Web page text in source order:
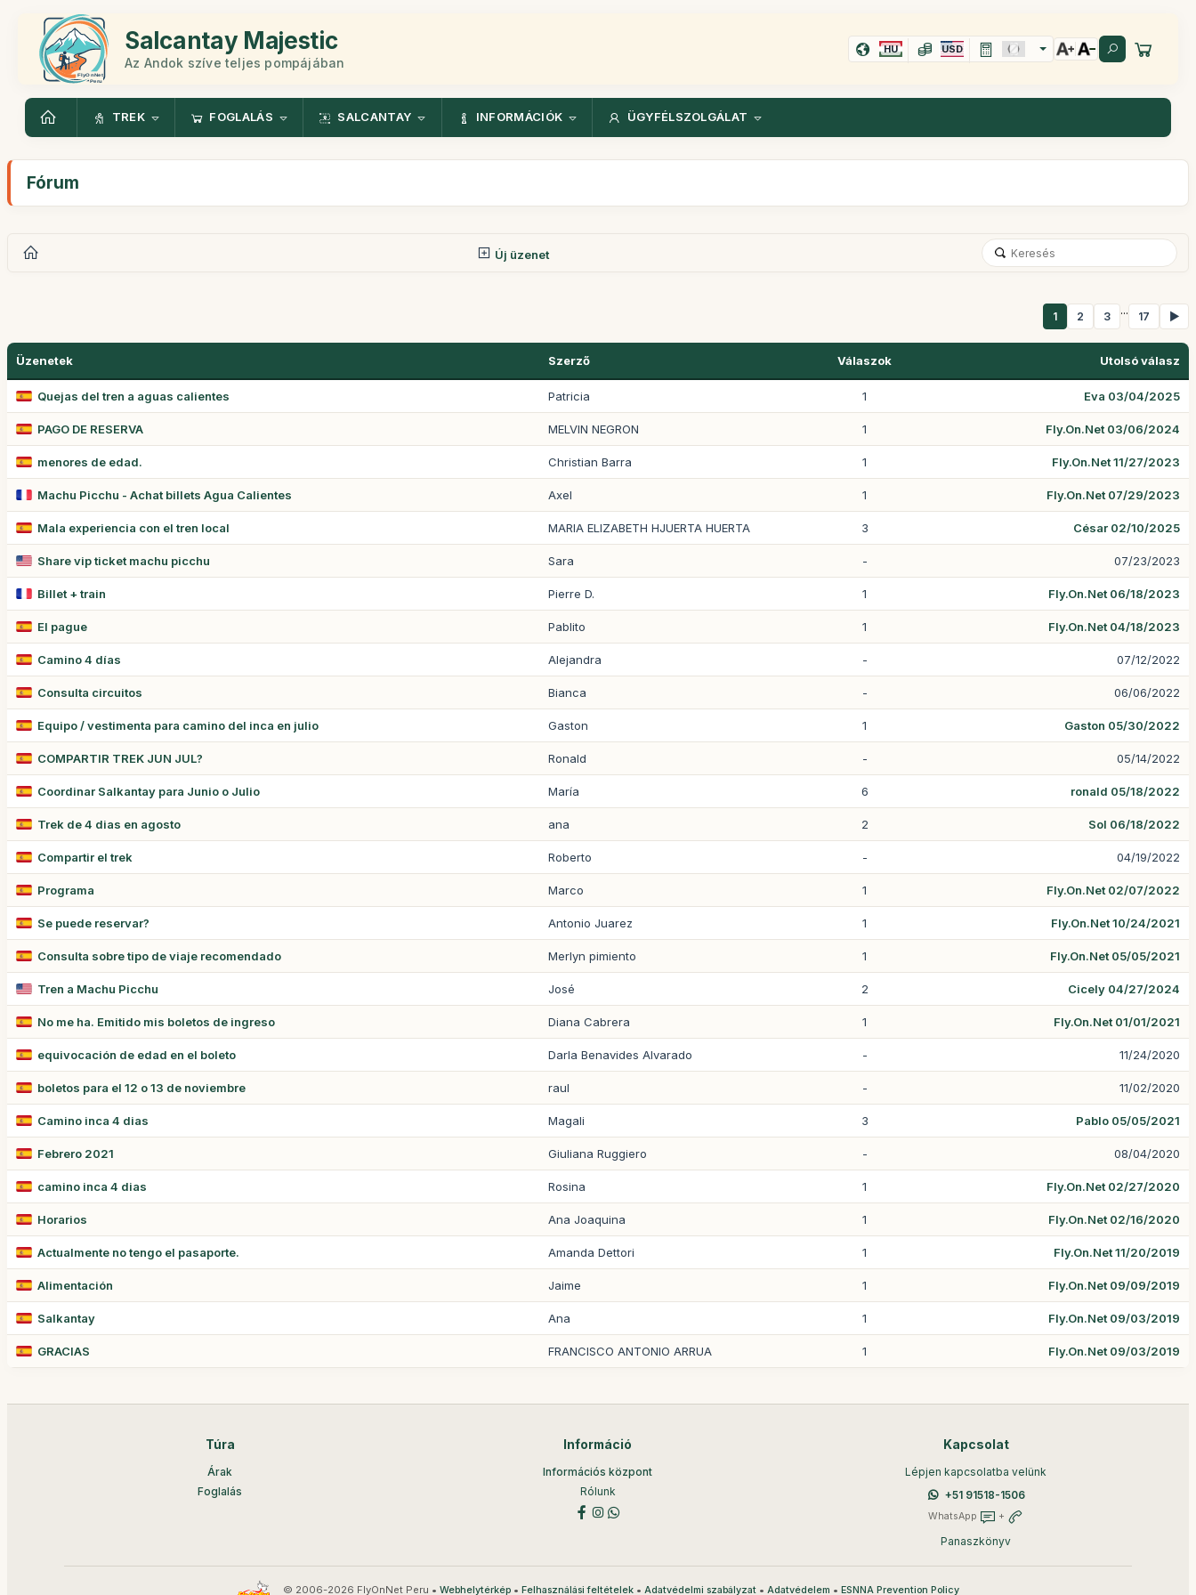
Salcantay Majestic
Az Andok szíve teljes pompájában
HU USD
TREK FOGLALÁS SALCANTAY INFORMÁCIÓK ÜGYFÉLSZOLGÁLAT
Fórum
Új üzenet
1 2 3 ... 17 ▶
Üzenetek Szerző Válaszok Utolsó válasz
Quejas del tren a aguas calientes Patricia 1 Eva 03/04/2025
PAGO DE RESERVA MELVIN NEGRON 1 Fly.On.Net 03/06/2024
menores de edad. Christian Barra 1 Fly.On.Net 11/27/2023
Machu Picchu - Achat billets Agua Calientes Axel 1 Fly.On.Net 07/29/2023
Mala experiencia con el tren local MARIA ELIZABETH HJUERTA HUERTA 3 César 02/10/2025
Share vip ticket machu picchu Sara - 07/23/2023
Billet + train Pierre D. 1 Fly.On.Net 06/18/2023
El pague Pablito 1 Fly.On.Net 04/18/2023
Camino 4 días Alejandra - 07/12/2022
Consulta circuitos Bianca - 06/06/2022
Equipo / vestimenta para camino del inca en julio Gaston 1 Gaston 05/30/2022
COMPARTIR TREK JUN JUL? Ronald - 05/14/2022
Coordinar Salkantay para Junio o Julio María 6 ronald 05/18/2022
Trek de 4 dias en agosto ana 2 Sol 06/18/2022
Compartir el trek Roberto - 04/19/2022
Programa Marco 1 Fly.On.Net 02/07/2022
Se puede reservar? Antonio Juarez 1 Fly.On.Net 10/24/2021
Consulta sobre tipo de viaje recomendado Merlyn pimiento 1 Fly.On.Net 05/05/2021
Tren a Machu Picchu José 2 Cicely 04/27/2024
No me ha. Emitido mis boletos de ingreso Diana Cabrera 1 Fly.On.Net 01/01/2021
equivocación de edad en el boleto Darla Benavides Alvarado - 11/24/2020
boletos para el 12 o 13 de noviembre raul - 11/02/2020
Camino inca 4 dias Magali 3 Pablo 05/05/2021
Febrero 2021 Giuliana Ruggiero - 08/04/2020
camino inca 4 dias Rosina 1 Fly.On.Net 02/27/2020
Horarios Ana Joaquina 1 Fly.On.Net 02/16/2020
Actualmente no tengo el pasaporte. Amanda Dettori 1 Fly.On.Net 11/20/2019
Alimentación Jaime 1 Fly.On.Net 09/09/2019
Salkantay Ana 1 Fly.On.Net 09/03/2019
GRACIAS FRANCISCO ANTONIO ARRUA 1 Fly.On.Net 09/03/2019
Túra
Árak
Foglalás
Információ
Információs központ
Rólunk
Kapcsolat
Lépjen kapcsolatba velünk
+51 91518-1506
WhatsApp +
Panaszkönyv
© 2006-2026 FlyOnNet Peru •Webhelytérkép •Felhasználási feltételek • Adatvédelmi szabályzat • Adatvédelem •ESNNA Prevention Policy